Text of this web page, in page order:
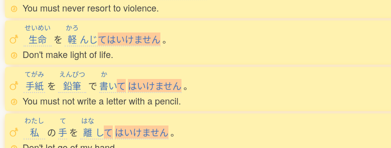
You must never resort to violence.
せいめい
生命 を
かろ
軽 んじてはいけません。
Don't make light of life.
てがみ
手紙 を
えんぴつ
鉛筆 で
か
書いて はいけません。
You must not write a letter with a pencil.
わたし
私 の
て
手 を
はな
離 して はいけません。